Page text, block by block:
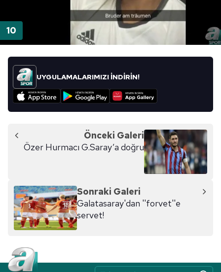
UYGULAMALARIMIZI İNDİRİN!
Önceki Galeri
Özer Hurmacı G.Saray’a doğru
Sonraki Galeri
Galatasaray'dan ''forvet''e
servet!